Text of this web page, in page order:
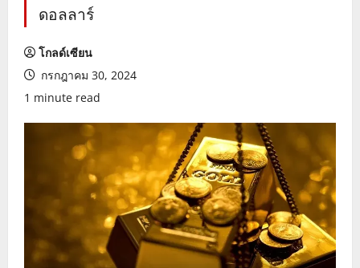
ดอลลาร์
โกลด์เซียน
กรกฎาคม 30, 2024
1 minute read